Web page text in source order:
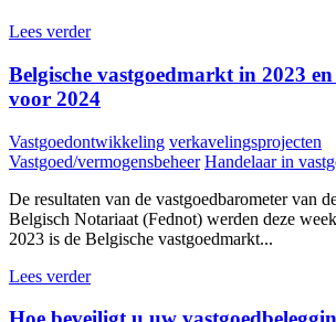
Lees verder
Belgische vastgoedmarkt in 2023
voor 2024
Vastgoedontwikkeling verkavelingsprojecten
Vastgoed/vermogensbeheer Handelaar in
De resultaten van de vastgoedbarometer van
Belgisch Notariaat (Fednot) werden deze
2023 is de Belgische vastgoedmarkt...
Lees verder